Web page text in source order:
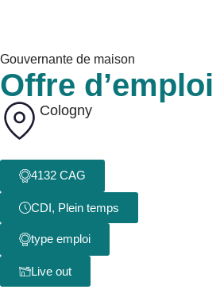
Gouvernante de maison
Offre
Cologny
4132 CAG
CDI, Plein temps
type emploi
Live out